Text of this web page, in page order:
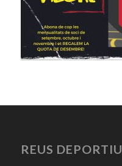
REUS DEPORTIU